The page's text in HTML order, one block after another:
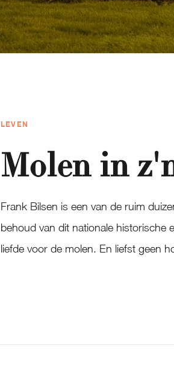
LEVEN
Molen in
Frank Bilsen is een van de ruim
behoud van dit nationale historische
liefde voor de molen. En liefst geen